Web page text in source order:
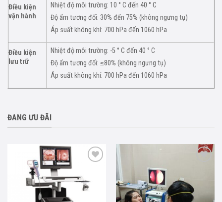
Điều kiện
vận hành
Nhiệt độ môi trường: 10 ° C đến 40 ° C
Độ ẩm tương đối: 30% đến 75% (không ngưng tụ)
Áp suất không khí: 700 hPa đến 1060 hPa
Điều kiện
lưu trữ
Nhiệt độ môi trường: -5 ° C đến 40 ° C
Độ ẩm tương đối: ≤80% (không ngưng tụ)
Áp suất không khí: 700 hPa đến 1060 hPa
ĐANG ƯU ĐÃI